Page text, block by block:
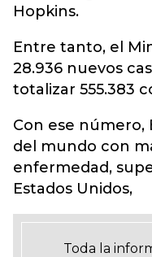
Hopkins.
Entre tanto, el
28.936 nuevos
totalizar 555.383
Con ese número,
del mundo con
enfermedad,
Estados Unidos,
Toda la